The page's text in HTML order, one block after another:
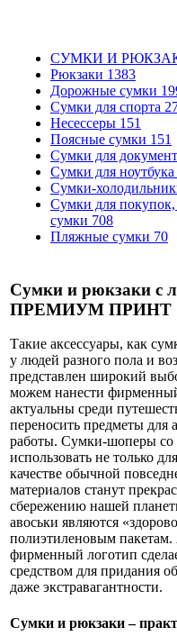
СУМКИ И
Рюкзаки 1383
Дорожные сумки
Сумки для спорта
Несессеры 151
Поясные сумки 151
Сумки для
Сумки для ноутбука
Сумки-
Сумки для
сумки 708
Пляжные сумки 70
Сумки и рюкзаки с
ПРЕМИУМ ПРИНТ
Такие аксессуары, как
у людей разного пола и
представлен широкий
можем нанести
актуальны среди
переносить предметы для
работы. Сумки-шоперы
использовать не только
качестве обычной
материалов станут
сбережению нашей
авоськи являются
полиэтиленовым
фирменный логотип
средством для придания
даже экстравагантности.
Сумки и рюкзаки –